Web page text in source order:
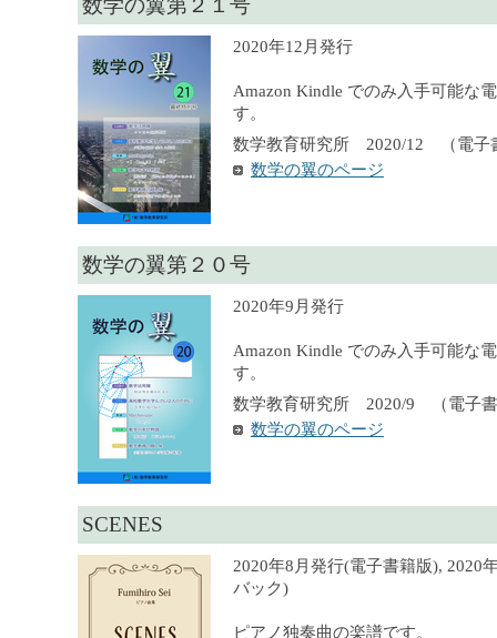
数学の翼第２１号
2020年12月発行
Amazon Kindle でのみ入手可能な
す。
数学教育研究所 2020/12 （電子
数学の翼のページ
数学の翼第２０号
2020年9月発行
Amazon Kindle でのみ入手可能な
す。
数学教育研究所 2020/9 （電子
数学の翼のページ
SCENES
2020年8月発行(電子書籍版), 2020
バック)
ピアノ独奏曲の楽譜です。